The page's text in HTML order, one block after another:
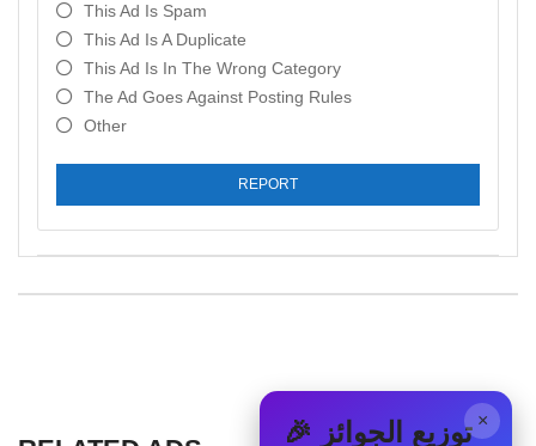
This Ad Is Spam
This Ad Is A Duplicate
This Ad Is In The Wrong Category
The Ad Goes Against Posting Rules
Other
REPORT
× 🎉 توزيع الجوائز